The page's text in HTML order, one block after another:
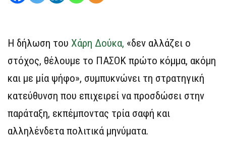
Η δήλωση του Χάρη Δούκα, «δεν αλλάζει ο
στόχος, θέλουμε το ΠΑΣΟΚ πρώτο κόμμα, ακόμη
και με μία ψήφο», συμπυκνώνει τη στρατηγική
κατεύθυνση που επιχειρεί να προσδώσει στην
παράταξη, εκπέμποντας τρία σαφή και
αλληλένδετα πολιτικά μηνύματα.